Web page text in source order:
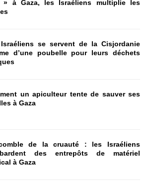
» à Gaza, les Israéliens multiplie les
se servent de la Cisjordanie
d’une poubelle pour leurs déchets
un apiculteur tente de sauver ses
à Gaza
de la cruauté : les Israéliens
des entrepôts de matériel
à Gaza